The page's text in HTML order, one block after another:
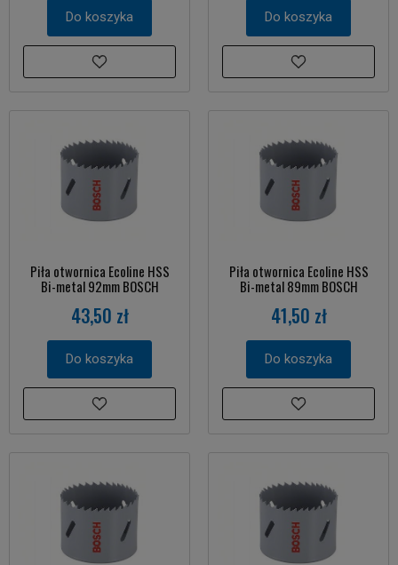
Do koszyka Do koszyka
Piła otwornica Ecoline HSS
Bi-metal 92mm BOSCH
43,50 zł
Do koszyka
Piła otwornica Ecoline HSS
Bi-metal 89mm BOSCH
41,50 zł
Do koszyka